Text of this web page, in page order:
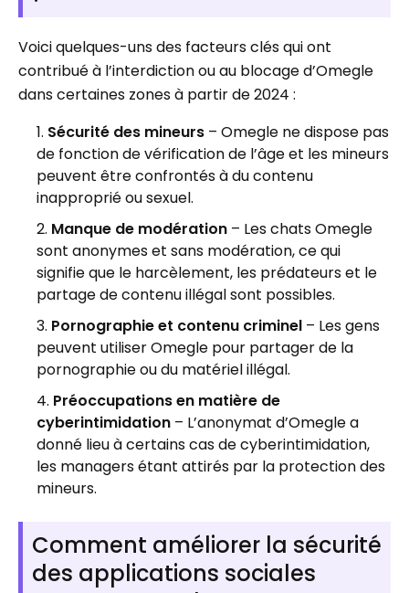
Voici quelques-uns des facteurs clés qui ont
contribué à l’interdiction ou au blocage d’Omegle
dans certaines zones à partir de 2024 :
Sécurité des mineurs – Omegle ne dispose pas
de fonction de vérification de l’âge et les mineurs
peuvent être confrontés à du contenu
inapproprié ou sexuel.
Manque de modération – Les chats Omegle
sont anonymes et sans modération, ce qui
signifie que le harcèlement, les prédateurs et le
partage de contenu illégal sont possibles.
Pornographie et contenu criminel – Les gens
peuvent utiliser Omegle pour partager de la
pornographie ou du matériel illégal.
Préoccupations en matière de
cyberintimidation – L’anonymat d’Omegle a
donné lieu à certains cas de cyberintimidation,
les managers étant attirés par la protection des
mineurs.
Comment améliorer la sécurité
des applications sociales